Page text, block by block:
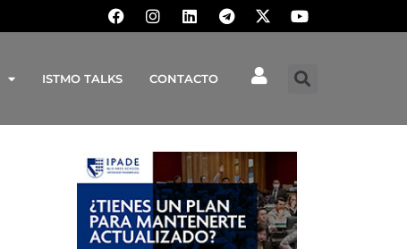
ISTMO TALKS CONTACTO